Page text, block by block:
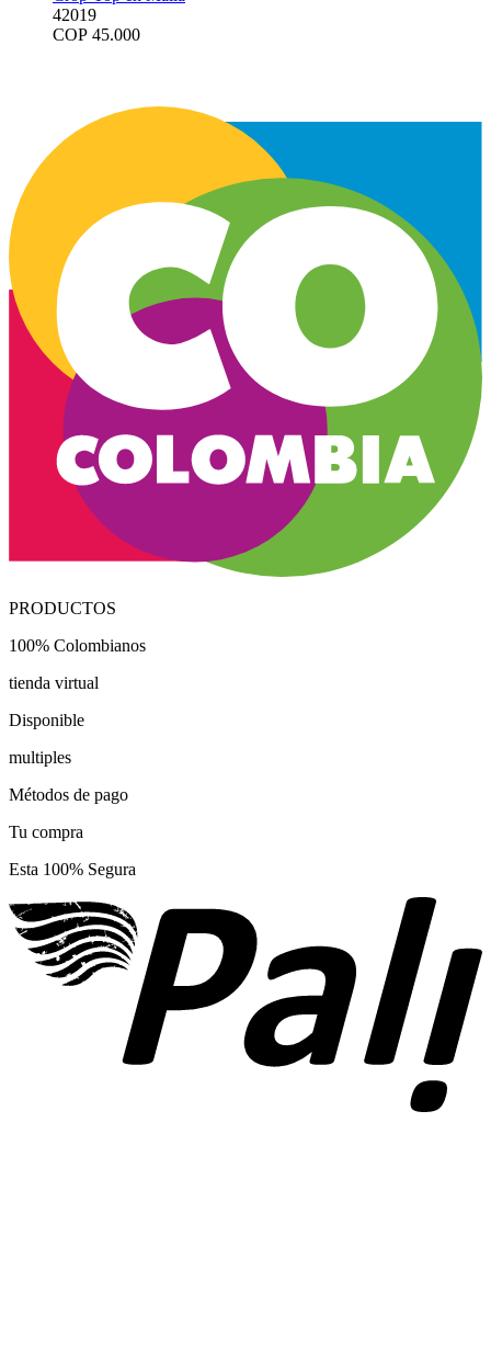
42019
COP 45.000
PRODUCTOS
100% Colombianos
tienda virtual
Disponible
multiples
Métodos de pago
Tu compra
Esta 100% Segura